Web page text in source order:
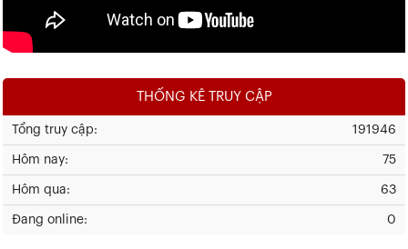
THỐNG KÊ TRUY CẬP
191946
Tổng truy cập:
75
Hôm nay:
63
Hôm qua:
0
Đang online: